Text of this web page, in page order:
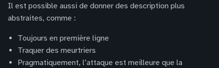
Il est possible aussi de donner des description plus
abstraites, comme :
Toujours en première ligne
Traquer des meurtriers
Pragmatiquement, l’attaque est meilleure que la